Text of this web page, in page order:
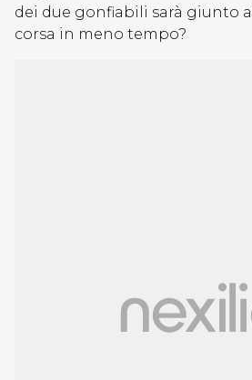
dei due gonfiabili sarà giunto
corsa in meno tempo?